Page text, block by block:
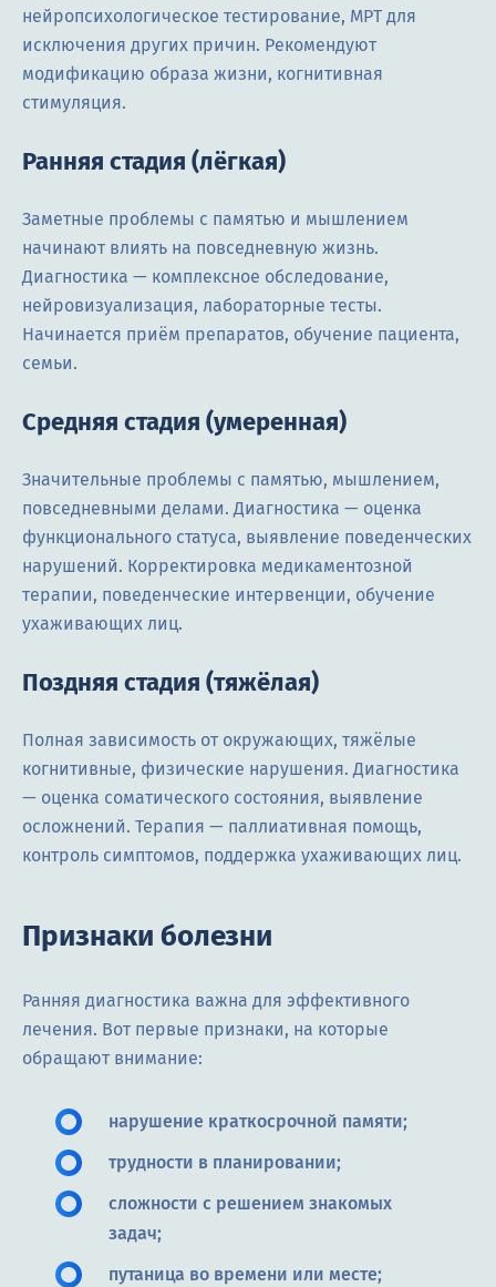
нейропсихологическое тестирование, МРТ для
исключения других причин. Рекомендуют
модификацию образа жизни, когнитивная
стимуляция.
Ранняя стадия (лёгкая)
Заметные проблемы с памятью и мышлением
начинают влиять на повседневную жизнь.
Диагностика — комплексное обследование,
нейровизуализация, лабораторные тесты.
Начинается приём препаратов, обучение пациента,
семьи.
Средняя стадия (умеренная)
Значительные проблемы с памятью, мышлением,
повседневными делами. Диагностика — оценка
функционального статуса, выявление поведенческих
нарушений. Корректировка медикаментозной
терапии, поведенческие интервенции, обучение
ухаживающих лиц.
Поздняя стадия (тяжёлая)
Полная зависимость от окружающих, тяжёлые
когнитивные, физические нарушения. Диагностика
— оценка соматического состояния, выявление
осложнений. Терапия — паллиативная помощь,
контроль симптомов, поддержка ухаживающих лиц.
Признаки болезни
Ранняя диагностика важна для эффективного
лечения. Вот первые признаки, на которые
обращают внимание:
нарушение краткосрочной памяти;
трудности в планировании;
сложности с решением знакомых
задач;
путаница во времени или месте;